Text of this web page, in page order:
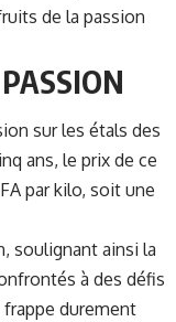
de la passion
sur les étals des
ans, le prix de ce
par kilo, soit une
soulignant ainsi la
à des défis
durement